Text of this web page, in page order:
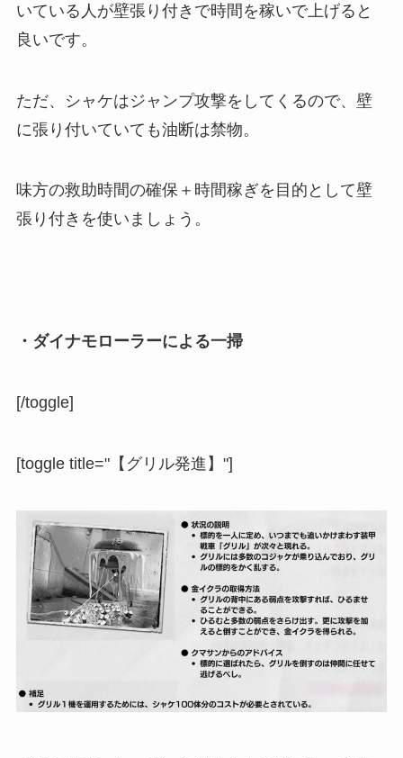
いている人が壁張り付きで時間を稼いで上げると
良いです。
ただ、シャケはジャンプ攻撃をしてくるので、壁
に張り付いていても油断は禁物。
味方の救助時間の確保＋時間稼ぎを目的として壁
張り付きを使いましょう。
・ダイナモローラーによる一掃
[/toggle]
[toggle title="【グリル発進】"]